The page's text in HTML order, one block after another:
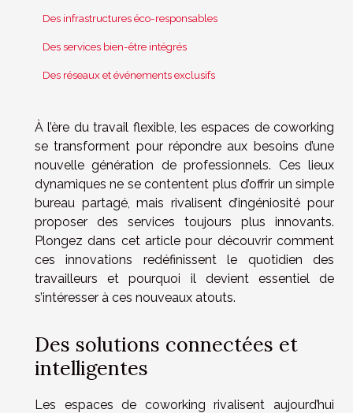
Des infrastructures éco-responsables
Des services bien-être intégrés
Des réseaux et événements exclusifs
À l’ère du travail flexible, les espaces de coworking
se transforment pour répondre aux besoins d’une
nouvelle génération de professionnels. Ces lieux
dynamiques ne se contentent plus d’offrir un simple
bureau partagé, mais rivalisent d’ingéniosité pour
proposer des services toujours plus innovants.
Plongez dans cet article pour découvrir comment
ces innovations redéfinissent le quotidien des
travailleurs et pourquoi il devient essentiel de
s’intéresser à ces nouveaux atouts.
Des solutions connectées et
intelligentes
Les espaces de coworking rivalisent aujourd’hui